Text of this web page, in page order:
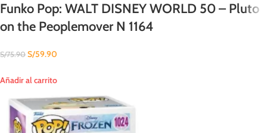
Funko Pop: WALT DISNEY WORLD 50 – Pluto
on the Peoplemover N 1164
S/75.90 S/59.90
Añadir al carrito